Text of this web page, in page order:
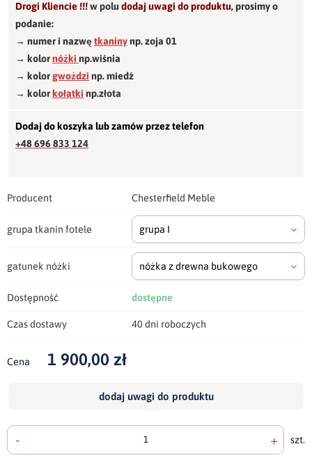
Drogi Kliencie !!!w poludodaj uwagi do produktu,prosimy o
podanie:
→ numer i nazwętkaninynp. zoja 01
→ kolornóżki np.wiśnia
→ kolorgwożdzi np. miedź
→ kolorkołatki np.złota
Dodaj do koszyka lub zamów przez telefon
+48 696 833 124
Producent Chesterfield Meble
grupa tkanin fotele grupa I
gatunek nóżki nóżka z drewna bukowego
Dostępność dostępne
Czas dostawy 40 dni roboczych
Cena 1 900,00 zł
dodaj uwagi do produktu
- + szt.